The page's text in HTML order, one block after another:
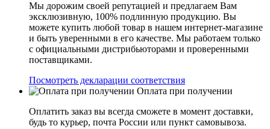
Мы дорожим своей репутацией и предлагаем Вам
эксклюзивную, 100% подлинную продукцию. Вы
можете купить любой товар в нашем интернет-магазине
и быть уверенными в его качестве. Мы работаем только
с официальными дистрибьюторами и проверенными
поставщиками.
Посмотреть декларации соответствия
Оплата при получении
Оплатить заказ вы всегда сможете в момент доставки,
будь то курьер, почта России или пункт самовывоза.